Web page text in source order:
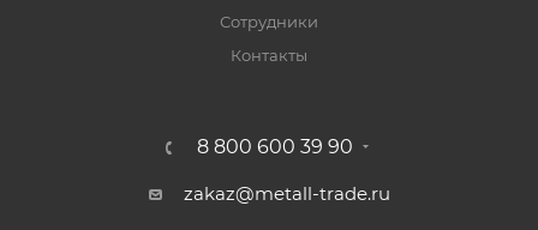
Сотрудники
Контакты
8 800 600 39 90
zakaz@metall-trade.ru